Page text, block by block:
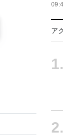
ア
1.
2.